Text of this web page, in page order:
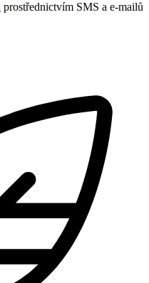
prostřednictvím SMS a e-mailů